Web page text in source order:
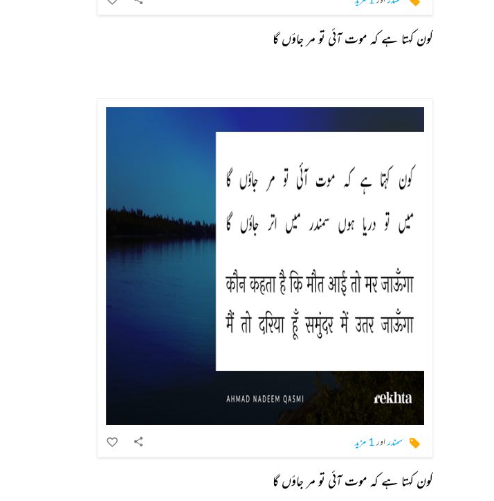
کون کہتا ہے کہ موت آئی تو مر جاؤں گا
سمندر اور 1 مزید
کون کہتا ہے کہ موت آئی تو مر جاؤں گا